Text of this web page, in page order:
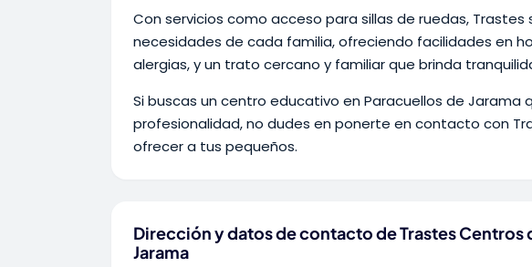
Con servicios como acceso para sillas de ruedas,
necesidades de cada familia, ofreciendo facilidades en
alergias, y un trato cercano y familiar que brinda
Si buscas un centro educativo en Paracuellos de Jarama
profesionalidad, no dudes en ponerte en contacto con
ofrecer a tus pequeños.
Dirección y datos de contacto de Trastes
Jarama